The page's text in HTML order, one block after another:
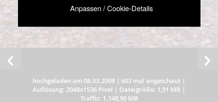
Anpassen / Cookie-Details
hochgeladen am 08.03.2008 | 603 mal angeschaut |
Auflösung: 2048x1536 Pixel | Dateigröße: 1,91 MB |
Traffic: 1.148,90 MB